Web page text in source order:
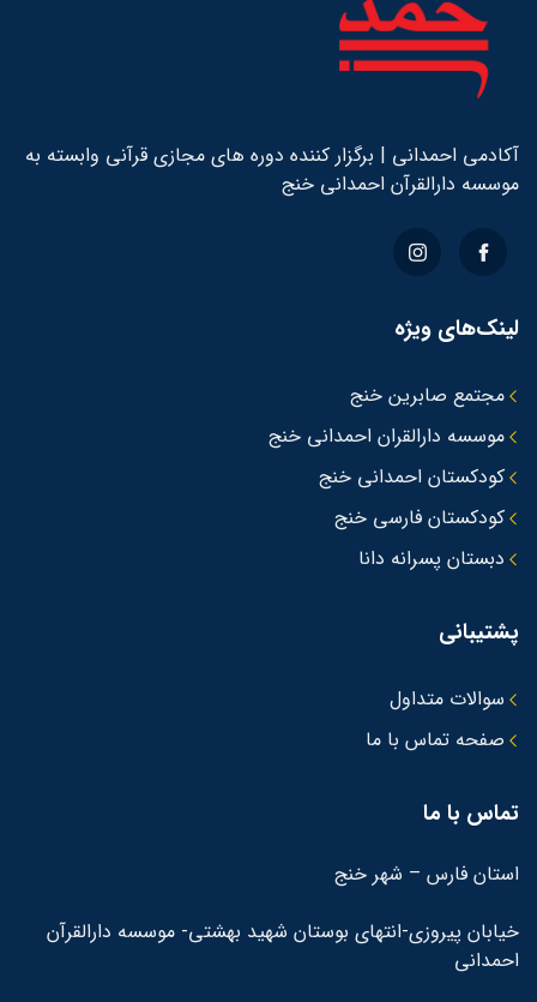
احمدانی | برگزار کننده دوره های مجازی قرآنی وابسته به
دارالقرآن احمدانی خنج
ویژه
مجتمع صابرین خنج
موسسه دارالقران احمدانی خنج
کودکستان احمدانی خنج
کودکستان فارسی خنج
دبستان پسرانه دانا
سوالات متداول
صفحه تماس با ما
با ما
فارس – شهر خنج
پیروزی-انتهای بوستان شهید بهشتی- موسسه دارالقرآن